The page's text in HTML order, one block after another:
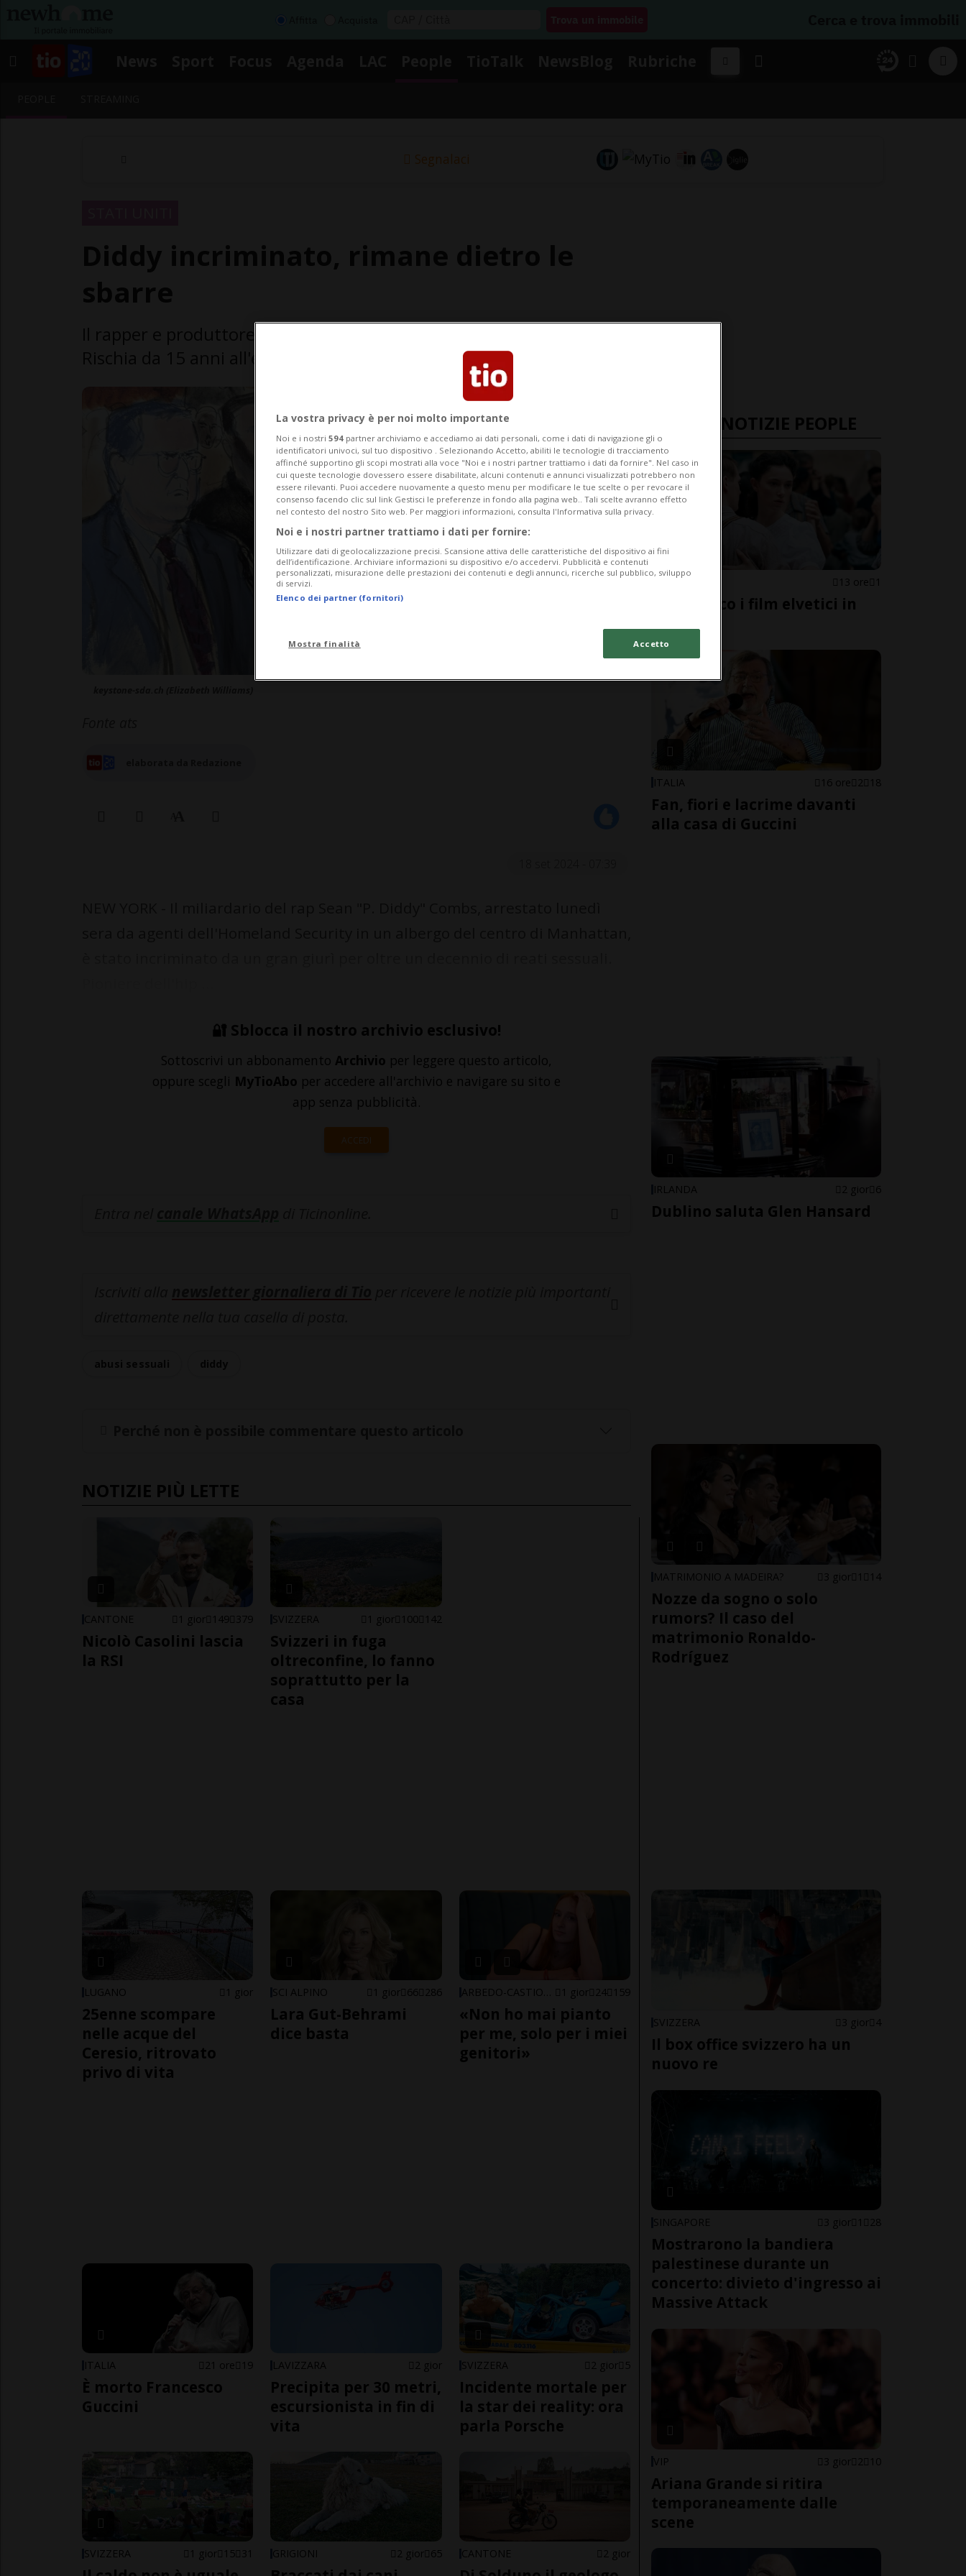
Segnalaci
🔐 Sblocca il nostro archivio esclusivo!
Sottoscrivi un abbonamento Archivio per leggere questo articolo,
oppure scegli MyTioAbo per accedere all'archivio e navigare su sito e
app senza pubblicità.
ACCEDI
NOTIZIE PIÙ LETTE
CANTONE 1 gior 149 379
Nicolò Casolini lascia
la RSI
SVIZZERA 1 gior 100 142
Svizzeri in fuga
oltreconfine, lo fanno
soprattutto per la
casa
LUGANO 1 gior
25enne scompare
nelle acque del
Ceresio, ritrovato
privo di vita
SCI ALPINO 1 gior 66 286
Lara Gut-Behrami
dice basta
1 gior 24 159
«Non ho mai pianto
per me, solo per i miei
genitori»
ITALIA 21 ore 19
È morto Francesco
Guccini
LAVIZZARA 2 gior
Precipita per 30 metri,
escursionista in fin di
vita
SVIZZERA 2 gior 5
Incidente mortale per
la star dei reality: ora
parla Porsche
SVIZZERA 1 gior 15 31 GRIGIONI 2 gior 65 CANTONE 2 gior
ULTIME NOTIZIE PEOPLE
SVIZZERA 13 ore 1
Oscar: ecco i film elvetici in
ITALIA 16 ore 2 18
Fan, fiori e lacrime davanti
alla casa di Guccini
IRLANDA 2 gior 6
Dublino saluta Glen Hansard
MATRIMONIO A MADEIRA? 3 gior 1 14
Nozze da sogno o solo
rumors? Il caso del
matrimonio Ronaldo-
Rodríguez
SVIZZERA 3 gior 4
Il box office svizzero ha un
nuovo re
SINGAPORE 3 gior 1 28
Mostrarono la bandiera
palestinese durante un
concerto: divieto d'ingresso ai
Massive Attack
VIP 3 gior 2 10
Ariana Grande si ritira
temporaneamente dalle
scene
La vostra privacy è per noi molto importante
Noi e i nostri 594 partner archiviamo e accediamo ai dati personali, come i dati di navigazione gli o
identificatori univoci, sul tuo dispositivo . Selezionando Accetto, abiliti le tecnologie di tracciamento
affinché supportino gli scopi mostrati alla voce "Noi e i nostri partner trattiamo i dati da fornire". Nel caso in
cui queste tecnologie dovessero essere disabilitate, alcuni contenuti e annunci visualizzati potrebbero non
essere rilevanti. Puoi accedere nuovamente a questo menu per modificare le tue scelte o per revocare il
consenso facendo clic sul link Gestisci le preferenze in fondo alla pagina web.. Tali scelte avranno effetto
nel contesto del nostro Sito web. Per maggiori informazioni, consulta l'Informativa sulla privacy.
Noi e i nostri partner trattiamo i dati per fornire:
Utilizzare dati di geolocalizzazione precisi. Scansione attiva delle caratteristiche del dispositivo ai fini
dell’identificazione. Archiviare informazioni su dispositivo e/o accedervi. Pubblicità e contenuti
personalizzati, misurazione delle prestazioni dei contenuti e degli annunci, ricerche sul pubblico, sviluppo
di servizi.
Elenco dei partner (fornitori)
Mostra finalità Accetto